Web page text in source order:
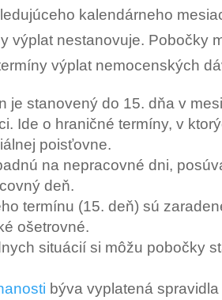
kalendárneho
výplat nestanovuje. Pobočky
výplat nemocenských
je stanovený do 15. dňa v
Ide o hraničné termíny, v
poisťovne.
na nepracovné dni,
deň.
termínu (15. deň) sú
ošetrovné.
situácií si môžu pobočky
býva vyplatená